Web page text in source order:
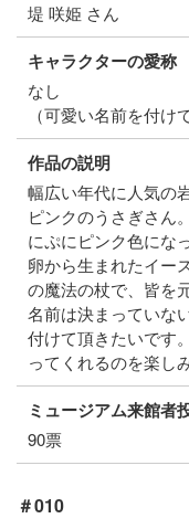
堤 咲姫 さん
キャラクターの愛称
なし
（可愛い名前を付け
作品の説明
幅広い年代に人気の
ピンクのうさぎさん
にぷにピンク色にな
卵から生まれたイー
の魔法の杖で、皆を
名前は決まっていな
付けて頂きたいです
ってくれるのを楽し
ミュージアム来館者
90票
＃010